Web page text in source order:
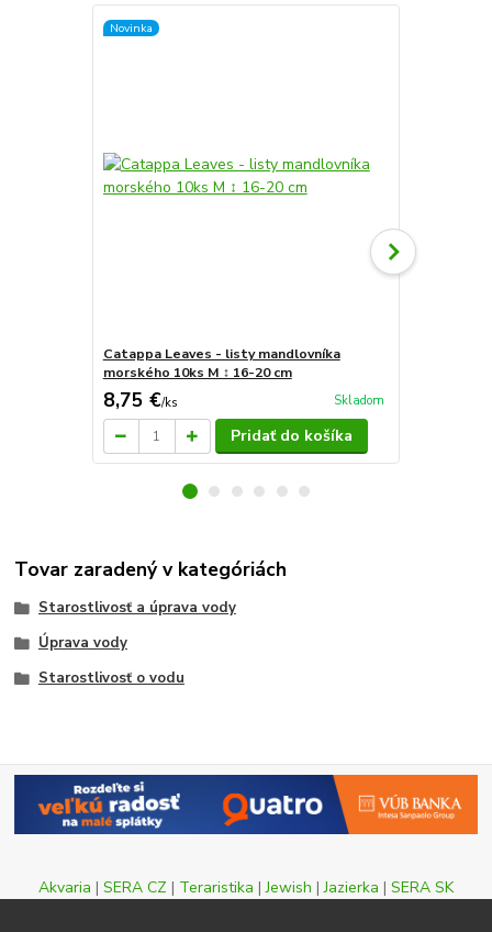
Novinka
Catappa Leaves - listy mandlovníka
morského 10ks M ↕ 16-20 cm
8,75 €/ks Skladom
Pridať do košíka
Tovar zaradený v kategóriách
Starostlivosť a úprava vody
Úprava vody
Starostlivosť o vodu
Akvaria | SERA CZ | Teraristika |Jewish |Jazierka | SERA SK